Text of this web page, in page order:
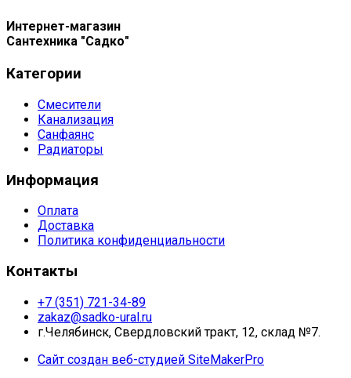
Интернет-магазин
Сантехника "Садко"
Категории
Смесители
Канализация
Санфаянс
Радиаторы
Информация
Оплата
Доставка
Политика конфиденциальности
Контакты
+7 (351) 721-34-89
zakaz@sadko-ural.ru
г.Челябинск, Свердловский тракт, 12, склад №7.
Сайт создан веб-студией SiteMakerPro